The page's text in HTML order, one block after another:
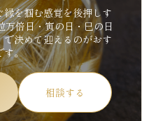
を掴む感覚を後押しす
万倍日・寅の日・巳の日
決めて迎えるのがおす
す。
相談する